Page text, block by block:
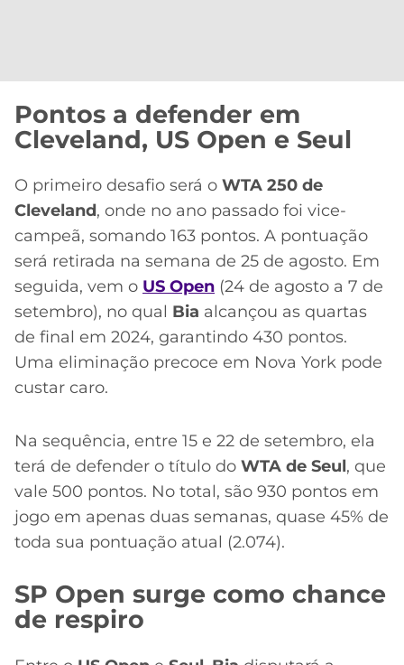
Pontos a defender em
Cleveland, US Open e Seul
O primeiro desafio será o WTA 250 de
Cleveland, onde no ano passado foi vice-
campeã, somando 163 pontos. A pontuação
será retirada na semana de 25 de agosto. Em
seguida, vem o US Open (24 de agosto a 7 de
setembro), no qual Bia alcançou as quartas
de final em 2024, garantindo 430 pontos.
Uma eliminação precoce em Nova York pode
custar caro.
Na sequência, entre 15 e 22 de setembro, ela
terá de defender o título do WTA de Seul, que
vale 500 pontos. No total, são 930 pontos em
jogo em apenas duas semanas, quase 45% de
toda sua pontuação atual (2.074).
SP Open surge como chance
de respiro